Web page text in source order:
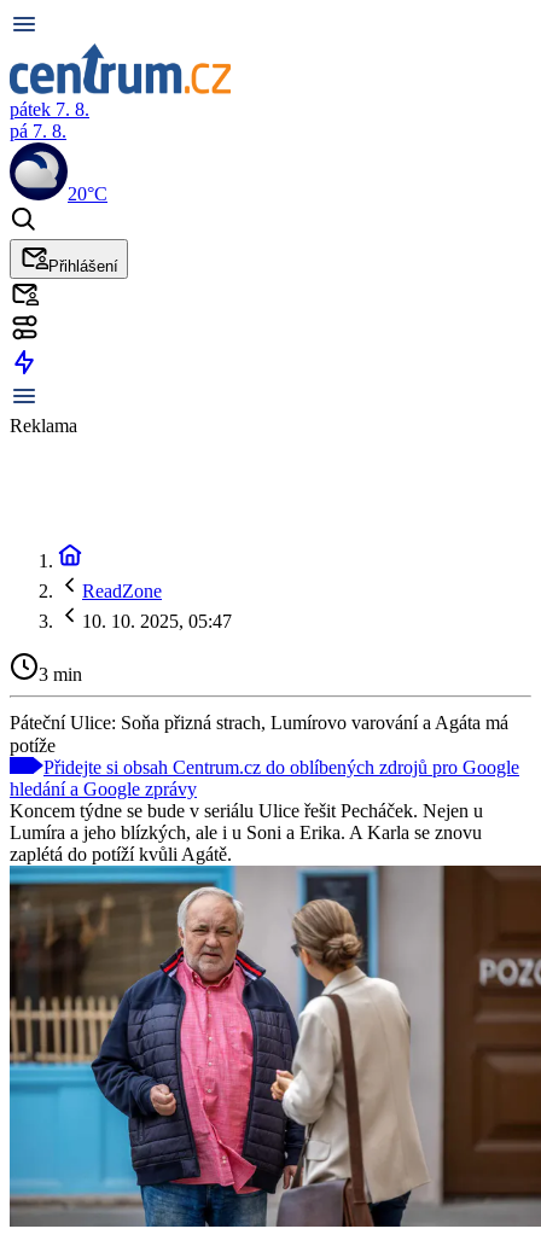
pátek 7. 8.
pá 7. 8.
20°C
Přihlášení
Reklama
ReadZone
10. 10. 2025, 05:47
3 min
Páteční Ulice: Soňa přizná strach, Lumírovo varování a Agáta má
potíže
Přidejte si obsah Centrum.cz do oblíbených zdrojů pro Google
hledání a Google zprávy
Koncem týdne se bude v seriálu Ulice řešit Pecháček. Nejen u
Lumíra a jeho blízkých, ale i u Soni a Erika. A Karla se znovu
zaplétá do potíží kvůli Agátě.